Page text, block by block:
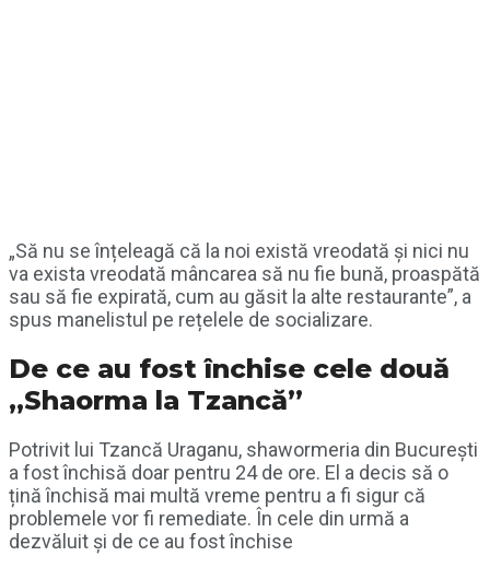
„Să nu se înțeleagă că la noi există vreodată și nici nu
va exista vreodată mâncarea să nu fie bună, proaspătă
sau să fie expirată, cum au găsit la alte restaurante”, a
spus manelistul pe rețelele de socializare.
De ce au fost închise cele două
„Shaorma la Tzancă”
Potrivit lui Tzancă Uraganu, shawormeria din București
a fost închisă doar pentru 24 de ore. El a decis să o
țină închisă mai multă vreme pentru a fi sigur că
problemele vor fi remediate. În cele din urmă a
dezvăluit și de ce au fost închise